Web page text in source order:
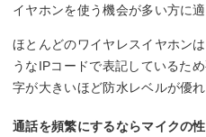
イヤホンを使う機会が多い方に適
ほとんどのワイヤレスイヤホン
うなIPコードで表記しているた
字が大きいほど防水レベルが優
通話を頻繁にするならマイクの